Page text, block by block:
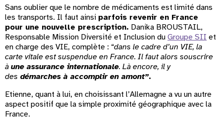
Sans oublier que le nombre de médicaments est limité dans
les transports. Il faut ainsi parfois revenir en France
pour une nouvelle prescription. Danika BROUSTAIL,
Responsable Mission Diversité et Inclusion du Groupe SII et
en charge des VIE, complète : “dans le cadre d’un VIE, la
carte vitale est suspendue en France. Il faut alors souscrire
à une assurance internationale. Là encore, il y
des démarches à accomplir en amont”.
Etienne, quant à lui, en choisissant l’Allemagne a vu un autre
aspect positif que la simple proximité géographique avec la
France.